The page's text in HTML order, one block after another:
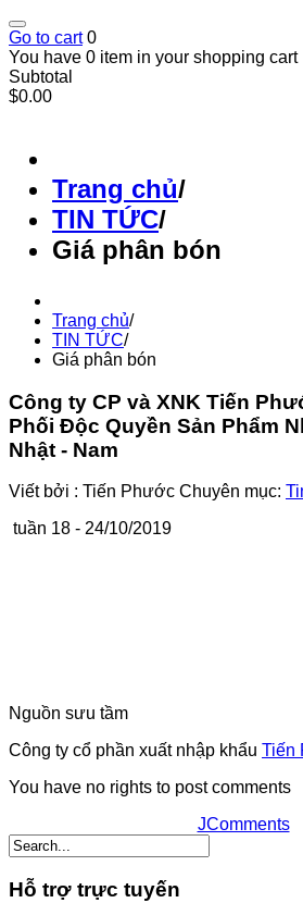
Go to cart 0
You have 0 item in your shopping cart
Subtotal
$0.00
Trang chủ/
TIN TỨC/
Giá phân bón
Trang chủ/
TIN TỨC/
Giá phân bón
Công ty CP và XNK Tiến
Phối Độc Quyền Sản Phẩm
Nhật - Nam
Viết bởi : Tiến Phước Chuyên mục:
tuần 18 - 24/10/2019
Nguồn sưu tầm
Công ty cổ phần xuất nhập khẩu Tiến
You have no rights to post comments
JComments
Hỗ trợ trực tuyến